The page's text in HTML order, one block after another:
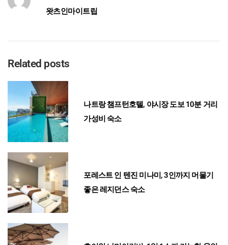
왓츠인마이트립
Related posts
나트랑 챔프턴호텔, 야시장 도보 10분 거리
가성비 숙소
포레스트 인 텐진 미나미, 3인까지 머물기
좋은 레지던스 숙소